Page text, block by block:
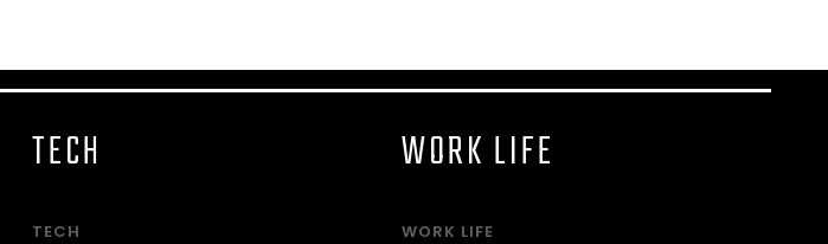
TECH
TECH
WORK LIFE
WORK LIFE